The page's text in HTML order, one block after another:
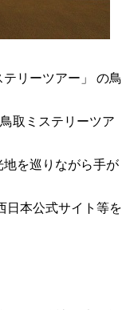
リーツアー」 の鳥
取ミステリーツア
を巡りながら手が
本公式サイト等を